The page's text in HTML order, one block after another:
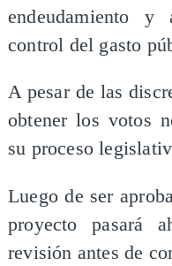
endeudamiento
control del gasto
A pesar de las
obtener los votos
su proceso
Luego de ser
proyecto pasará
revisión antes de